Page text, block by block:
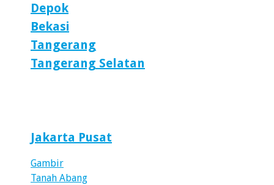
Depok
Bekasi
Tangerang
Tangerang Selatan
Jakarta Pusat
Gambir
Tanah Abang